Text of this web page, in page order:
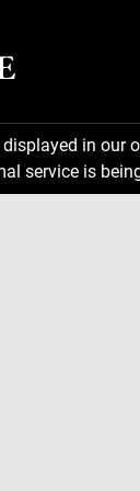
in
service is